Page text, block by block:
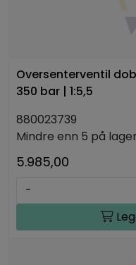
Oversenterventil
350 bar | 1:5,5
880023739
Mindre enn 5 på lager
5.985,00
-